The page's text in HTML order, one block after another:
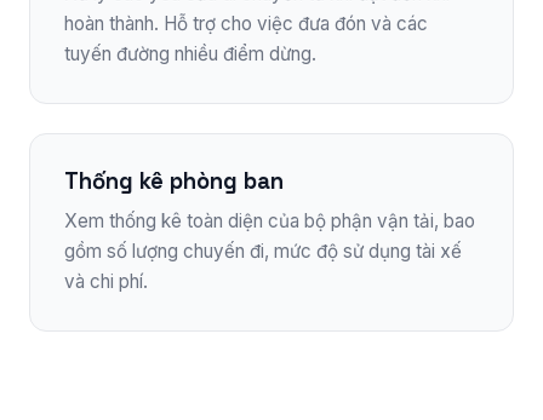
hoàn thành. Hỗ trợ cho việc đưa đón và các
tuyến đường nhiều điểm dừng.
Thống kê phòng ban
Xem thống kê toàn diện của bộ phận vận tải, bao
gồm số lượng chuyến đi, mức độ sử dụng tài xế
và chi phí.